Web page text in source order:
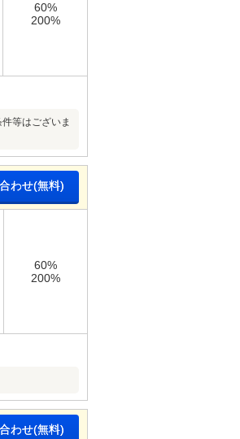
60%
200%
等はございま
わせ(無料)
60%
200%
わせ(無料)